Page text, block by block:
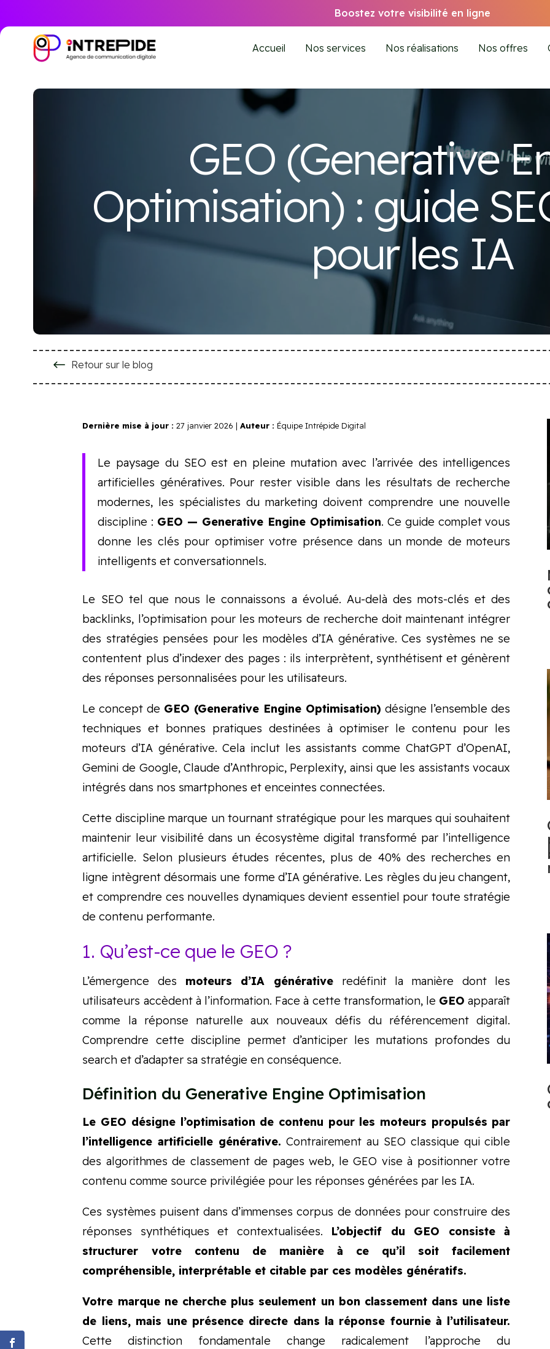
Boostez votre visibilité en ligne
Accueil Nos services Nos réalisations Nos offres
GEO (Generative
Optimisation) : guide
pour les IA
# Retour sur le blog
Dernière mise à jour : 27 janvier 2026 |Auteur : Équipe Intrépide Digital
Le paysage du SEO est en pleine mutation avec l’arrivée des intelligences
artificielles génératives. Pour rester visible dans les résultats de recherche
modernes, les spécialistes du marketing doivent comprendre une nouvelle
discipline : GEO — Generative Engine Optimisation. Ce guide complet vous
donne les clés pour optimiser votre présence dans un monde de moteurs
intelligents et conversationnels.
Le SEO tel que nous le connaissons a évolué. Au-delà des mots-clés et des
backlinks, l’optimisation pour les moteurs de recherche doit maintenant intégrer
des stratégies pensées pour les modèles d’IA générative. Ces systèmes ne se
contentent plus d’indexer des pages : ils interprètent, synthétisent et génèrent
des réponses personnalisées pour les utilisateurs.
Le concept de GEO (Generative Engine Optimisation) désigne l’ensemble des
techniques et bonnes pratiques destinées à optimiser le contenu pour les
moteurs d’IA générative. Cela inclut les assistants comme ChatGPT d’OpenAI,
Gemini de Google, Claude d’Anthropic, Perplexity, ainsi que les assistants vocaux
intégrés dans nos smartphones et enceintes connectées.
Cette discipline marque un tournant stratégique pour les marques qui souhaitent
maintenir leur visibilité dans un écosystème digital transformé par l’intelligence
artificielle. Selon plusieurs études récentes, plus de 40% des recherches en
ligne intègrent désormais une forme d’IA générative. Les règles du jeu changent,
et comprendre ces nouvelles dynamiques devient essentiel pour toute stratégie
de contenu performante.
1. Qu’est-ce que le GEO ?
L’émergence des moteurs d’IA générative redéfinit la manière dont les
utilisateurs accèdent à l’information. Face à cette transformation, le GEO apparaît
comme la réponse naturelle aux nouveaux défis du référencement digital.
Comprendre cette discipline permet d’anticiper les mutations profondes du
search et d’adapter sa stratégie en conséquence.
Définition du Generative Engine Optimisation
Le GEO désigne l’optimisation de contenu pour les moteurs propulsés par
l’intelligence artificielle générative. Contrairement au SEO classique qui cible
des algorithmes de classement de pages web, le GEO vise à positionner votre
contenu comme source privilégiée pour les réponses générées par les IA.
Ces systèmes puisent dans d’immenses corpus de données pour construire des
réponses synthétiques et contextualisées. L’objectif du GEO consiste à
structurer votre contenu de manière à ce qu’il soit facilement
compréhensible, interprétable et citable par ces modèles génératifs.
Votre marque ne cherche plus seulement un bon classement dans une liste
de liens, mais une présence directe dans la réponse fournie à l’utilisateur.
Cette distinction fondamentale change radicalement l’approche du